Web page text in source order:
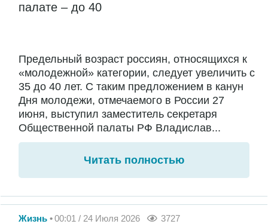
палате – до 40
Предельный возраст россиян, относящихся к
«молодежной» категории, следует увеличить с
35 до 40 лет. С таким предложением в канун
Дня молодежи, отмечаемого в России 27
июня, выступил заместитель секретаря
Общественной палаты РФ Владислав...
Читать полностью
Жизнь 00:01 / 24 Июля 2026 3727